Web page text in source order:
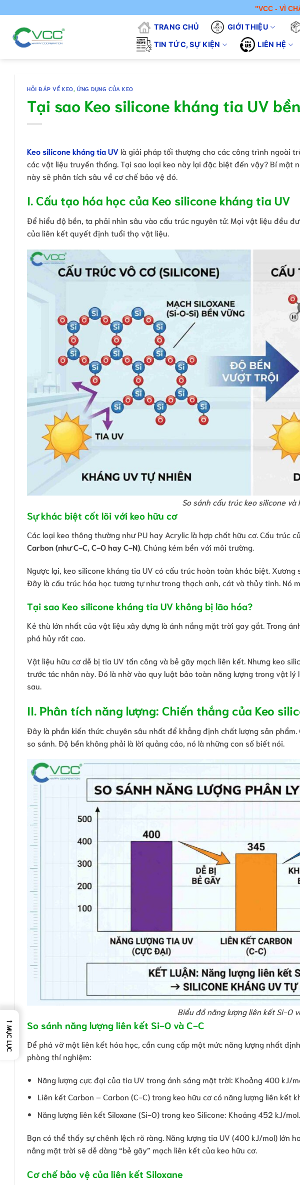
đến
dung
"VCC - VÌ CHẤT
TRANG CHỦ GIỚI THIỆU
TIN TỨC, SỰ KIỆN LIÊN HỆ
HỎI ĐÁP VỀ KEO, ỨNG DỤNG CỦA KEO
Tại sao Keo silicone kháng tia UV
Keo silicone kháng tia UVlà giải pháp tối thượng cho các công trình ngoài
các vật liệu truyền thống. Tại sao loại keo này lại đặc biệt đến vậy? Bí mật
này sẽ phân tích sâu về cơ chế bảo vệ đó.
I. Cấu tạo hóa học của Keo silicone kháng tia UV
Để hiểu độ bền, ta phải nhìn sâu vào cấu trúc nguyên tử. Mọi vật liệu đều
của liên kết quyết định tuổi thọ vật liệu.
So sánh cấu trúc keo silicone và
Sự khác biệt cốt lõi với keo hữu cơ
Các loại keo thông thường như PU hay Acrylic là hợp chất hữu cơ. Cấu trúc
Carbon (như C-C, C-O hay C-N) . Chúng kém bền với môi trường.
Ngược lại, keo silicone kháng tia UV có cấu trúc hoàn toàn khác biệt. Xương
Đây là cấu trúc hóa học tương tự như trong thạch anh, cát và thủy tinh. Nó
Tại sao Keo silicone kháng tia UV không bị lão hóa?
Kẻ thù lớn nhất của vật liệu xây dựng là ánh nắng mặt trời gay gắt. Trong
phá hủy rất cao.
Vật liệu hữu cơ dễ bị tia UV tấn công và bẻ gãy mạch liên kết. Nhưng keo
trước tác nhân này. Đó là nhờ vào quy luật bảo toàn năng lượng trong vật lý
sau.
II. Phân tích năng lượng: Chiến thắng của Keo
Đây là phần kiến thức chuyên sâu nhất để khẳng định chất lượng sản
so sánh. Độ bền không phải là lời quảng cáo, nó là những con số biết nói.
Biểu đồ năng lượng liên kết Si-O
So sánh năng lượng liên kết Si-O và C-C
Để phá vỡ một liên kết hóa học, cần cung cấp một mức năng lượng nhất
phòng thí nghiệm:
Năng lượng cực đại của tia UV trong ánh sáng mặt trời: Khoảng 400 kJ/
Liên kết Carbon – Carbon (C-C) trong keo hữu cơ có năng lượng liên kết
Năng lượng liên kết Siloxane (Si-O) trong keo Silicone: Khoảng 452 kJ/mol.
Bạn có thể thấy sự chênh lệch rõ ràng. Năng lượng tia UV (400 kJ/mol) lớn
nắng mặt trời sẽ dễ dàng “bẻ gãy” mạch liên kết của keo hữu cơ.
Cơ chế bảo vệ của liên kết Siloxane
→
MỤC LỤC